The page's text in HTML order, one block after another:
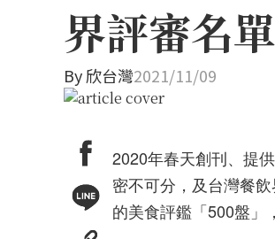
界評審名
By欣台灣2021/11/09
2020年春天創刊、提
密不可分，及台灣餐
的美食評鑑「500盤」